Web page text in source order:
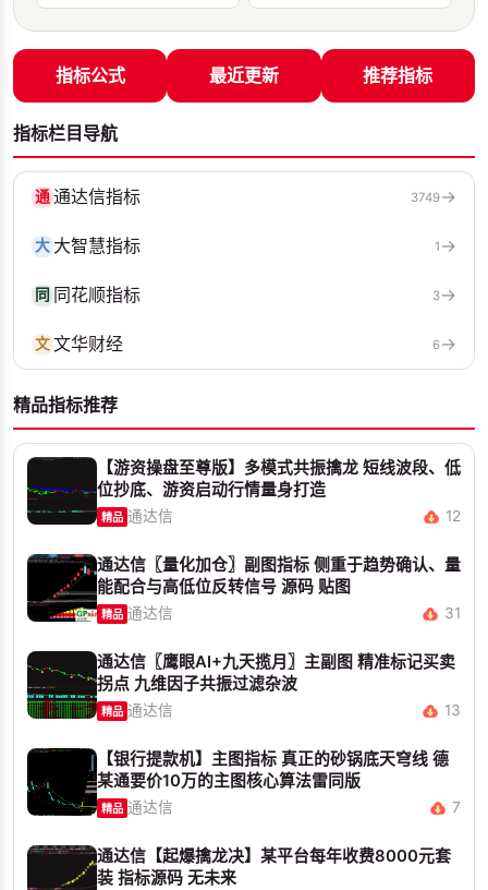
指标公式 最近更新 推荐指标
指标栏目导航
通通达信指标 3749→
大 大智慧指标 1 →
同 同花顺指标 3→
文文华财经 6→
精品指标推荐
【游资操盘至尊版】多模式共振擒龙 短线波段、低
位抄底、游资启动行情量身打造
精品 通达信 12
通达信〖量化加仓〗副图指标 侧重于趋势确认、量
能配合与高低位反转信号 源码 贴图
精品 通达信 31
通达信〖鹰眼AI+九天揽月〗主副图 精准标记买卖
拐点 九维因子共振过滤杂波
精品 通达信 13
【银行提款机】主图指标 真正的砂锅底天穹线 德
某通要价10万的主图核心算法雷同版
精品 通达信 7
通达信【起爆擒龙决】某平台每年收费8000元套
装 指标源码 无未来